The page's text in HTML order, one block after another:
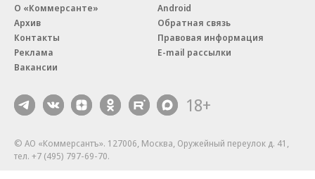
О «Коммерсанте»
Архив
Контакты
Реклама
Вакансии
Android
Обратная связь
Правовая информация
E-mail рассылки
18+
© АО «Коммерсантъ». 127006, Москва, Оружейный переулок д. 41,
тел. +7 (495) 797-69-70.